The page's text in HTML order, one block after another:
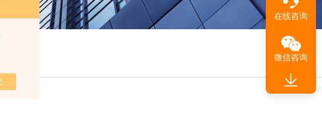
在线咨询
微信咨询